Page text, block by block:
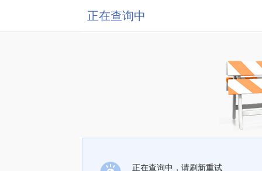
正在查询中
正在查询中，请刷新重试